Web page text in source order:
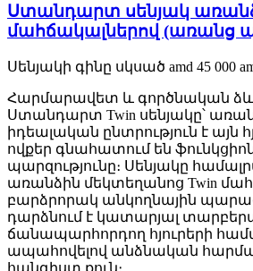
Ստանդարտ սենյակ
մահճակալներով (առանց
Սենյակի գինը սկսած amd 45 000
Հարմարավետ և գործնական
Ստանդարտ Twin սենյակը՝
իդեալական ընտրություն է այն
ովքեր գնահատում են
պարզությունը։ Սենյակը
առանձին մեկտեղանոց Twin
բարձրորակ անկողնային
դարձնում է կատարյալ
ճանապարհորդող հյուրերի
ապահովելով անձնական
հանգիստ քուն։